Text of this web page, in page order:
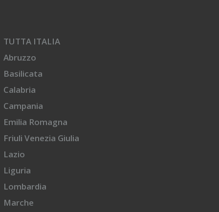
TUTTA ITALIA
Abruzzo
Basilicata
Calabria
Campania
Emilia Romagna
Friuli Venezia Giulia
Lazio
Liguria
Lombardia
Marche